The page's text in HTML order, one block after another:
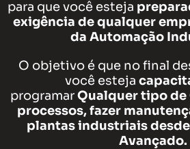
para que você esteja
exigência de qualquer
da Automação
O objetivo é que no final
você esteja
programarQualquer tipo de
processos, fazer
plantas industriais desde
Avançado.